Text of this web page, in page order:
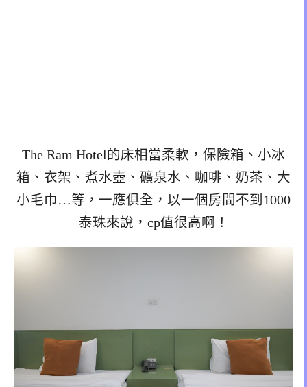
The Ram Hotel的床相當柔軟，保險箱、小冰
箱、衣架、煮水壺、礦泉水、咖啡、奶茶、大
小毛巾…等，一應俱全，以一個房間不到1000
泰珠來說，cp值很高啊！